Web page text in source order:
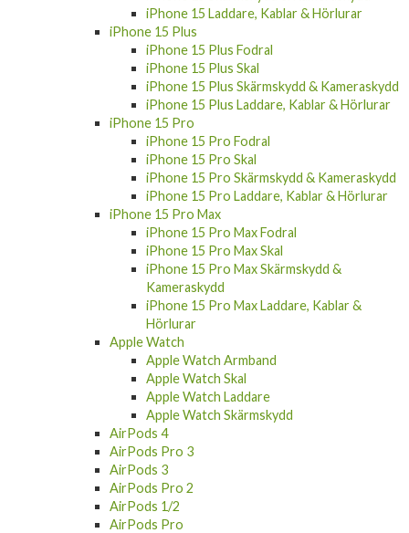
iPhone 15 Laddare, Kablar & Hörlurar
iPhone 15 Plus
iPhone 15 Plus Fodral
iPhone 15 Plus Skal
iPhone 15 Plus Skärmskydd & Kameraskydd
iPhone 15 Plus Laddare, Kablar & Hörlurar
iPhone 15 Pro
iPhone 15 Pro Fodral
iPhone 15 Pro Skal
iPhone 15 Pro Skärmskydd & Kameraskydd
iPhone 15 Pro Laddare, Kablar & Hörlurar
iPhone 15 Pro Max
iPhone 15 Pro Max Fodral
iPhone 15 Pro Max Skal
iPhone 15 Pro Max Skärmskydd &
Kameraskydd
iPhone 15 Pro Max Laddare, Kablar &
Hörlurar
Apple Watch
Apple Watch Armband
Apple Watch Skal
Apple Watch Laddare
Apple Watch Skärmskydd
AirPods 4
AirPods Pro 3
AirPods 3
AirPods Pro 2
AirPods 1/2
AirPods Pro